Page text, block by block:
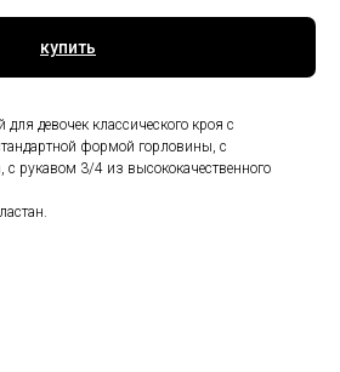
купить
девочек классического кроя с
формой горловины, с
с рукавом 3/4 из высококачественного